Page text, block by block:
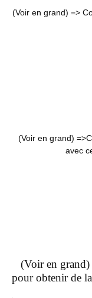
(Voir en grand) =>
(Voir en grand) =>
avec
(Voir en
pour obtenir de